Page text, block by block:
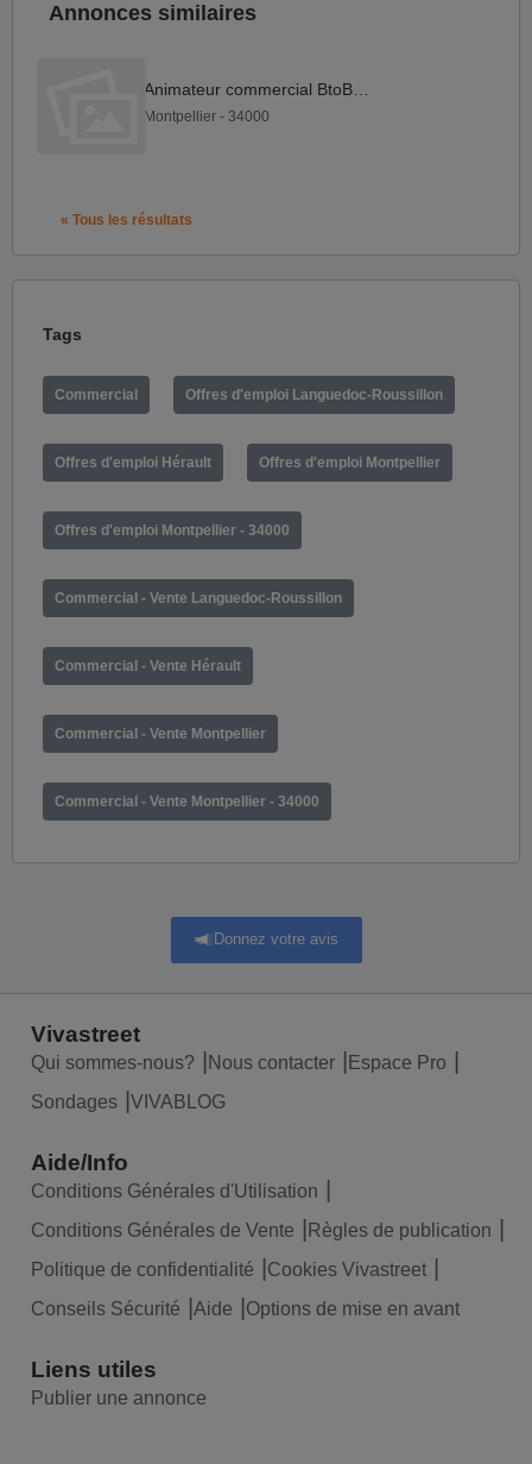
Annonces similaires
Montpellier - 34000
« Tous les résultats
Tags
Commercial Offres d'emploi Languedoc-Roussillon
Offres d'emploi Hérault Offres d'emploi Montpellier
Offres d'emploi Montpellier - 34000
Commercial - Vente Languedoc-Roussillon
Commercial - Vente Hérault
Commercial - Vente Montpellier
Commercial - Vente Montpellier - 34000
Donnez votre avis
Vivastreet
Qui sommes-nous? Nous contacter
Espace Pro
Sondages
VIVABLOG
Aide/Info
Conditions Générales d'Utilisation
Conditions Générales de Vente
Règles de publication
Politique de confidentialité
Cookies Vivastreet
Conseils Sécurité
Aide Options de mise en avant
Liens utiles
Publier une annonce